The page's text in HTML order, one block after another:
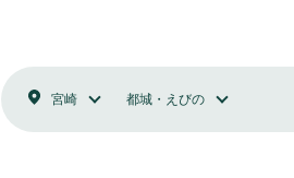
宮崎 都城・えびの